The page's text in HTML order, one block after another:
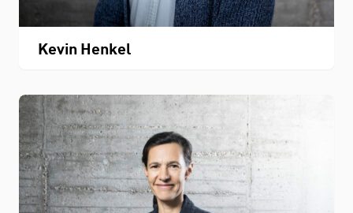
Personenverzeichnis
Downloads
Kontakt
Kevin Henkel